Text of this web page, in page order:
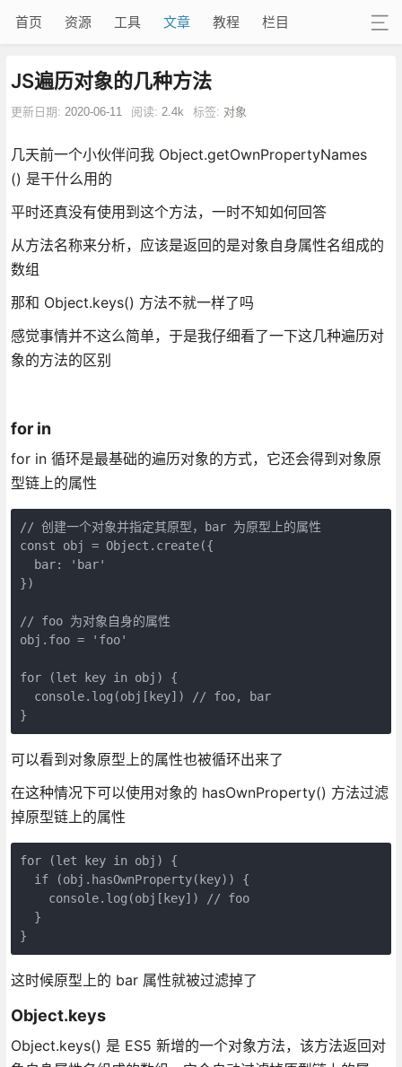
首页 资源 工具 文章 教程 栏目
JS遍历对象的几种方法
更新日期: 2020-06-11 阅读: 2.4k 标签: 对象
几天前一个小伙伴问我 Object.getOwnPropertyNames
() 是干什么用的
平时还真没有使用到这个方法，一时不知如何回答
从方法名称来分析，应该是返回的是对象自身属性名组成的
数组
那和 Object.keys() 方法不就一样了吗
感觉事情并不这么简单，于是我仔细看了一下这几种遍历对
象的方法的区别
for in
for in 循环是最基础的遍历对象的方式，它还会得到对象原
型链上的属性
// 创建一个对象并指定其原型，bar 为原型上的属性
const obj = Object.create({
  bar: 'bar'
})
// foo 为对象自身的属性
obj.foo = 'foo'
for (let key in obj) {
  console.log(obj[key]) // foo, bar
可以看到对象原型上的属性也被循环出来了
在这种情况下可以使用对象的 hasOwnProperty() 方法过滤
掉原型链上的属性
for (let key in obj) {
  if (obj.hasOwnProperty(key)) {
    console.log(obj[key]) // foo
  }
这时候原型上的 bar 属性就被过滤掉了
Object.keys
Object.keys() 是 ES5 新增的一个对象方法，该方法返回对